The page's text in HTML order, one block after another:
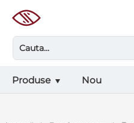
Produse Nou